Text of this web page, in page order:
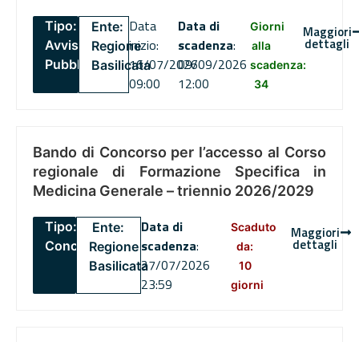
Tipo:
Avviso
Pubblico
Ente:
Regione
Basilicata
Data
inizio:
16/07/2026
09:00
Data di
scadenza:
09/09/2026
12:00
Giorni
alla
scadenza:
34
Maggiori
dettagli
Bando di Concorso per l’accesso al Corso
regionale di Formazione Specifica in
Medicina Generale – triennio 2026/2029
Tipo:
Concorsi
Ente:
Regione
Basilicata
Data di
scadenza:
27/07/2026
23:59
Scaduto
da:
10
giorni
Maggiori
dettagli